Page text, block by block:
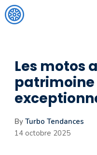
Aller
au
Les motos
patrimoine
By Turbo Tendances
14 octobre 2025